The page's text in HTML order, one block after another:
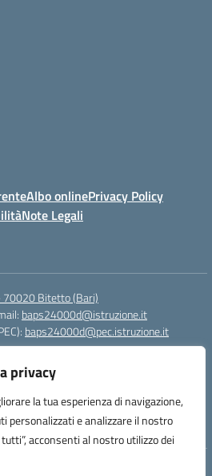
privacy
la tua esperienza di navigazione,
personalizzati e analizzare il nostro
acconsenti al nostro utilizzo dei
Albo onlinePrivacy Policy
Note Legali
70020 Bitetto (Bari)
baps24000d@istruzione.it
baps24000d@pec.istruzione.it
(IPA): istsc_baps24000d
UFOR9J